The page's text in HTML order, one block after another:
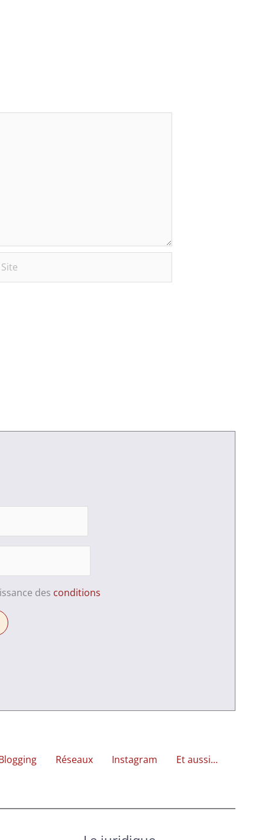
des conditions
Réseaux Instagram Et aussi…